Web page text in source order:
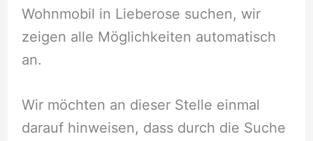
Wohnmobil in Lieberose suchen, wir
zeigen alle Möglichkeiten automatisch
an.
Wir möchten an dieser Stelle einmal
darauf hinweisen, dass durch die Suche